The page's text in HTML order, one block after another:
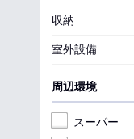
収納
室外設備
周辺環境
スーパー